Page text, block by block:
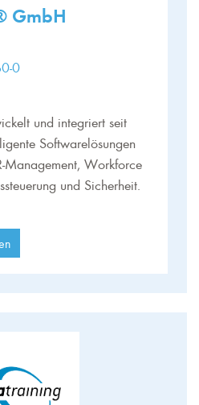
GmbH
und integriert seit
Softwarelösungen
Management, Workforce
und Sicherheit.
0